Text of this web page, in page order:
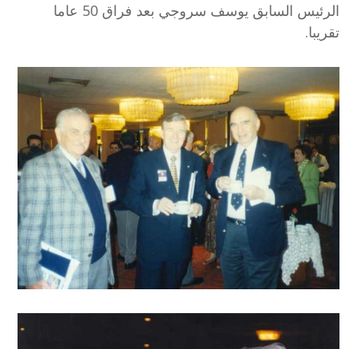
الرئيس السابق يوسف سروجي بعد فراق 50 عاما
تقريبا.